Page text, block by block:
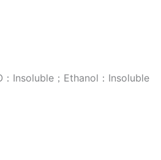
Insoluble；Ethanol：Insoluble